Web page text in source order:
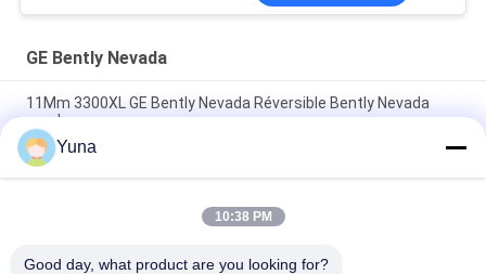
GE Bently Nevada
11Mm 3300XL GE Bently Nevada Réversible Bently Nevada
sonde
50 mm 3300XL Bently Nevada Proximité sonde 330709-000-
050-10-02-00
8.0 Mètre 3300 XL 11Mm GE Bently Nevada Vibration Probe
Yuna
10:38 PM
Good day, what product are you looking for?